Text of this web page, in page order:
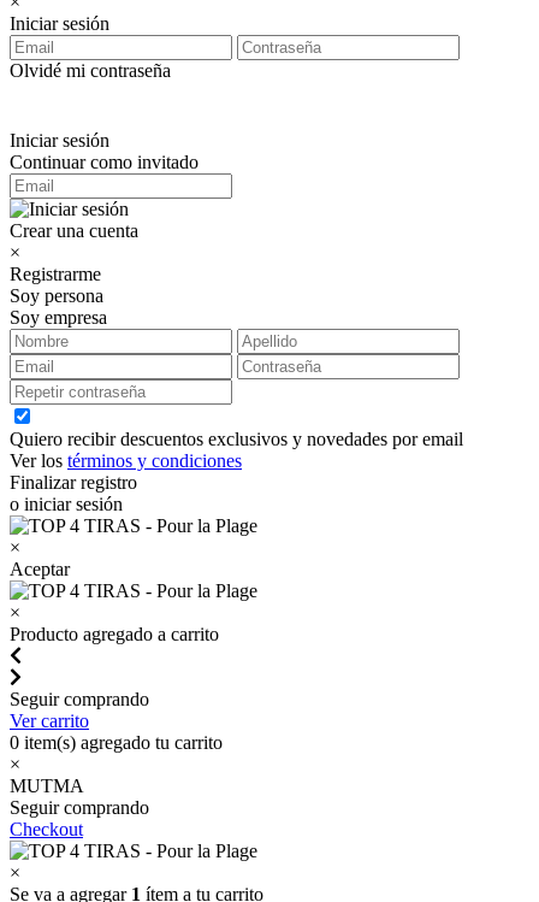
Iniciar sesión
Olvidé mi contraseña
Iniciar sesión
Continuar como invitado
Crear una cuenta
×
Registrarme
Soy persona
Soy empresa
Quiero recibir descuentos exclusivos y novedades por email
Ver los términos y condiciones
Finalizar registro
o iniciar sesión
×
Aceptar
×
Producto agregado a carrito
Seguir comprando
Ver carrito
0 item(s) agregado tu carrito
×
MUTMA
Seguir comprando
Checkout
×
Se va a agregar 1 ítem a tu carrito